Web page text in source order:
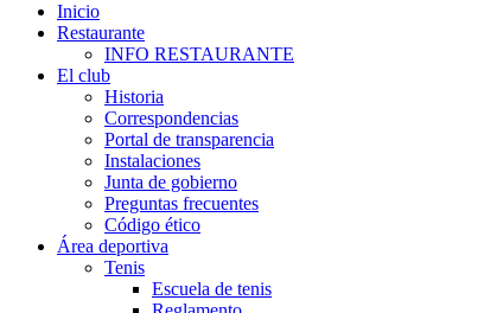
Inicio
Restaurante
INFO RESTAURANTE
El club
Historia
Correspondencias
Portal de transparencia
Instalaciones
Junta de gobierno
Preguntas frecuentes
Código ético
Área deportiva
Tenis
Escuela de tenis